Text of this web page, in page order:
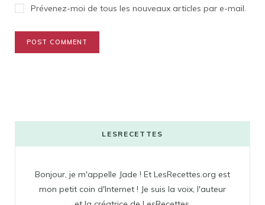
Prévenez-moi de tous les nouveaux articles par e-mail.
LESRECETTES
Bonjour, je m'appelle Jade ! Et LesRecettes.org est
mon petit coin d'Internet ! Je suis la voix, l'auteur